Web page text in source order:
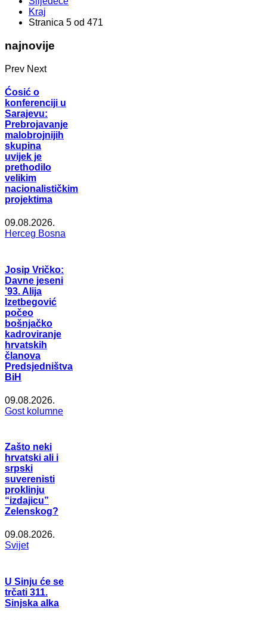
Kraj
Stranica 5 od 471
najnovije
Prev Next
Ćosić o
konferenciji u
Sarajevu:
Prebrojavanje
malobrojnijih
skupina
uvijek je
prethodilo
velikim
nacionalističkim
projektima
09.08.2026.
Herceg Bosna
Josip Vričko:
Davne jeseni
’93. Alija
Izetbegović
počeo
bošnjačko
kadroviranje
hrvatskih
članova
Predsjedništva
BiH
09.08.2026.
Gost kolumne
Zašto neki
hrvatski ali i
srpski
suverenisti
proklinju
“izdajicu”
Zelenskog?
09.08.2026.
Svijet
U Sinju će se
trčati 311.
Sinjska alka